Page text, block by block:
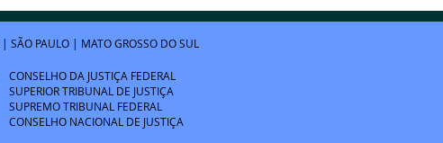
| SÃO PAULO | MATO GROSSO DO SUL
CONSELHO DA JUSTIÇA FEDERAL
SUPERIOR TRIBUNAL DE JUSTIÇA
SUPREMO TRIBUNAL FEDERAL
CONSELHO NACIONAL DE JUSTIÇA